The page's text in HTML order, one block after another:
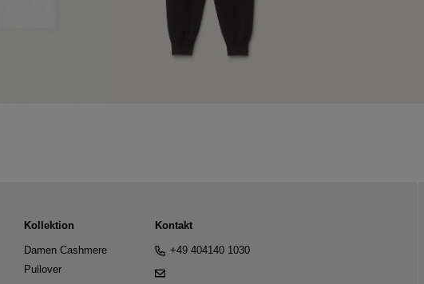
Kollektion
Damen Cashmere
Pullover
Kontakt
+49 404140 1030